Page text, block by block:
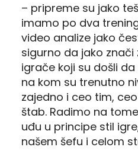
– pripreme su jako
imamo po dva
video analize jako
sigurno da jako
igrače koji su došli
na kom su trenutno
zajedno i ceo tim,
štab. Radimo na
uđu u principe stil
našem šefu i celom